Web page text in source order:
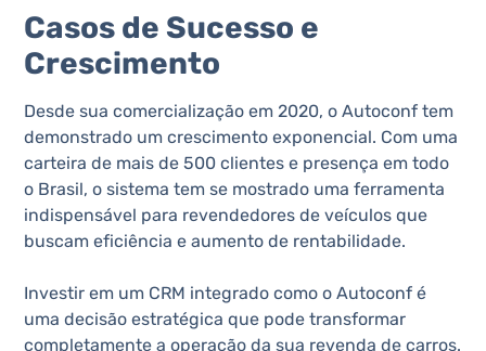
Casos de Sucesso e
Crescimento
Desde sua comercialização em 2020, o Autoconf tem
demonstrado um crescimento exponencial. Com uma
carteira de mais de 500 clientes e presença em todo
o Brasil, o sistema tem se mostrado uma ferramenta
indispensável para revendedores de veículos que
buscam eficiência e aumento de rentabilidade​​.
Investir em um CRM integrado como o Autoconf é
uma decisão estratégica que pode transformar
completamente a operação da sua revenda de carros.